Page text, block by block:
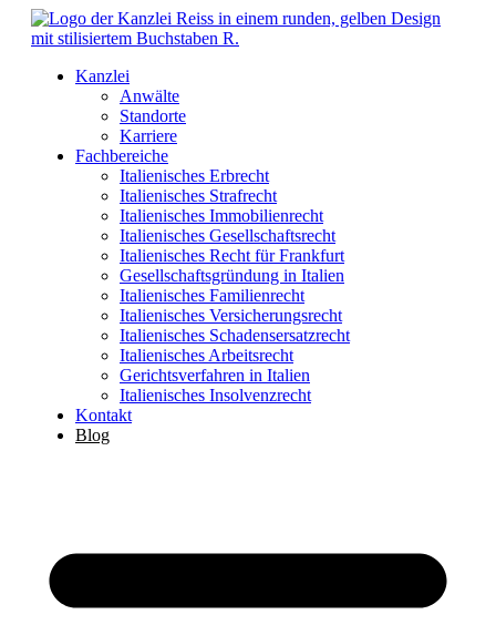
Kanzlei
Anwälte
Standorte
Karriere
Fachbereiche
Italienisches Erbrecht
Italienisches Strafrecht
Italienisches Immobilienrecht
Italienisches Gesellschaftsrecht
Italienisches Recht für Frankfurt
Gesellschaftsgründung in Italien
Italienisches Familienrecht
Italienisches Versicherungsrecht
Italienisches Schadensersatzrecht
Italienisches Arbeitsrecht
Gerichtsverfahren in Italien
Italienisches Insolvenzrecht
Kontakt
Blog